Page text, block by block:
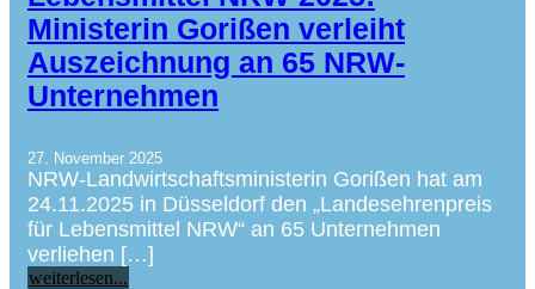
Ministerin Gorißen verleiht
Auszeichnung an 65 NRW-
Unternehmen
27. November 2025
NRW-Landwirtschaftsministerin Gorißen hat am
24.11.2025 in Düsseldorf den „Landesehrenpreis
für Lebensmittel NRW“ an 65 Unternehmen
verliehen […]
weiterlesen...